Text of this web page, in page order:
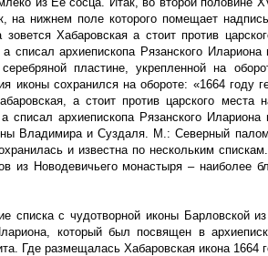
на нижнем поле которого помещает
Хабаровская а стоит против
архиепископа Рязанского Илариона
пластине, укрепленной на
иконы сохранился на обороте: «1664 году
а стоит против царского места
архиепископа Рязанского Илариона
Владимира и Суздаля. М.: Северный
и известна по нескольким
Новодевичьего монастыря – наиболее
списка с чудотворной иконы Барловской
который был посвящен в
Где размещалась Хабаровская икона 1664